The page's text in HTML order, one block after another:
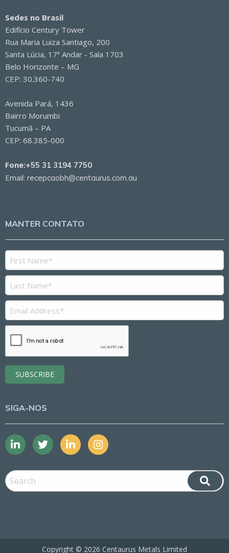
Sedes no Brasil
Edifício Century Tower
Rua Maria Luiza Santiago, 200
Santa Lúcia, 17ª Andar - Sala 1703
Belo Horizonte – MG
CEP: 30.360-740
Avenida Pará, 1436
Bairro Morumbi
Tucumã – PA
CEP: 68.385-000
Fone:+55 31 3194 7750
Email: recepcaobh@centaurus.com.au
MANTER CONTATO
SIGA-NOS
Copyright © 2026 Centaurus Metals Limited